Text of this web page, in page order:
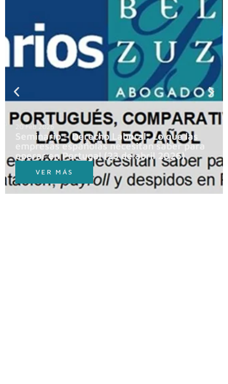
VER MÁS
Seminario – Derecho Laboral: Lo que las
empresas españolas necesitan saber para
operar en Portugal (23 de abril 2026)
20 Feb 2026